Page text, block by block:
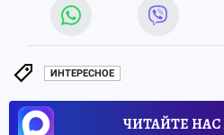
ИНТЕРЕСНОЕ
ЧИТАЙТЕ НАС